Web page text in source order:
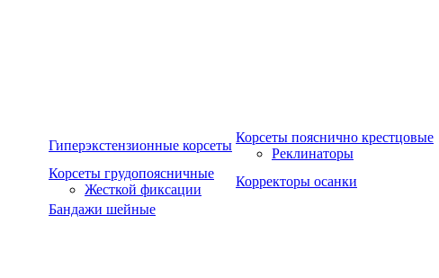
Гиперэкстензионные корсеты
Корсеты пояснично крестцовые
Реклинаторы
Корсеты грудопоясничные
Жесткой фиксации
Корректоры осанки
Бандажи шейные